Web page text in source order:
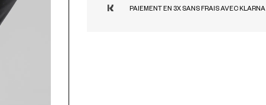
PAIEMENT EN 3X SANS FRAIS AVEC KLARNA